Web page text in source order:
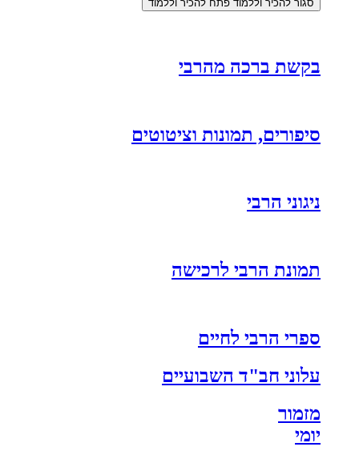
סגור להכיר וללמוד פתח להכיר וללמוד
בקשת ברכה מהרבי
סיפורים, תמונות וציטוטים
ניגוני הרבי
תמונת הרבי לרכישה
ספרי הרבי לחיים
עלוני חב"ד השבועיים
מזמור
יומי